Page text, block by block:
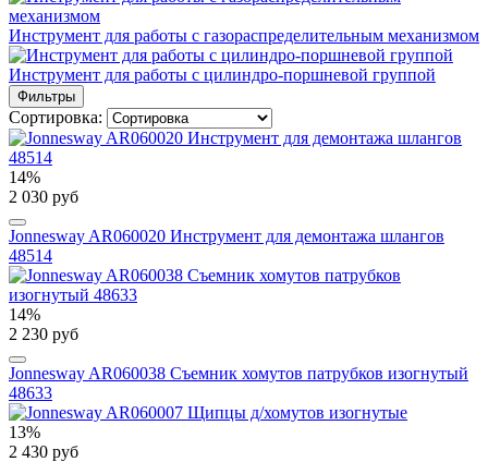
Инструмент для работы с газораспределительным механизмом
Инструмент для работы с цилиндро-поршневой группой
Фильтры
Сортировка:
14%
2 030 руб
Jonnesway AR060020 Инструмент для демонтажа шлангов
48514
14%
2 230 руб
Jonnesway AR060038 Съемник хомутов патрубков изогнутый
48633
13%
2 430 руб